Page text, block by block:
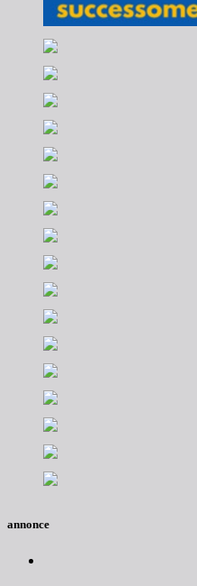
annonce